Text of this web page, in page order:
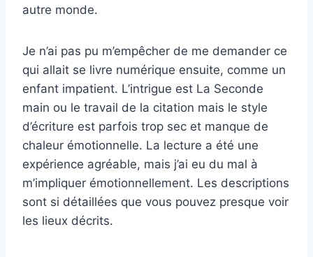
autre monde.
Je n’ai pas pu m’empêcher de me demander ce
qui allait se livre numérique ensuite, comme un
enfant impatient. L’intrigue est La Seconde
main ou le travail de la citation mais le style
d’écriture est parfois trop sec et manque de
chaleur émotionnelle. La lecture a été une
expérience agréable, mais j’ai eu du mal à
m’impliquer émotionnellement. Les descriptions
sont si détaillées que vous pouvez presque voir
les lieux décrits.